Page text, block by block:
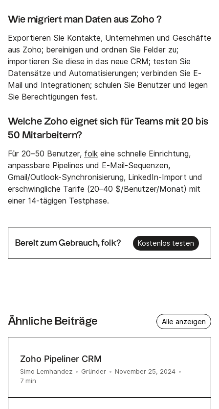
Wie migriert man Daten aus Zoho ?
Exportieren Sie Kontakte, Unternehmen und Geschäfte
aus Zoho; bereinigen und ordnen Sie Felder zu;
importieren Sie diese in das neue CRM; testen Sie
Datensätze und Automatisierungen; verbinden Sie E-
Mail und Integrationen; schulen Sie Benutzer und legen
Sie Berechtigungen fest.
Welche Zoho eignet sich für Teams mit 20 bis
50 Mitarbeitern?
Für 20–50 Benutzer, folk eine schnelle Einrichtung,
anpassbare Pipelines und E-Mail-Sequenzen,
Gmail/Outlook-Synchronisierung, LinkedIn-Import und
erschwingliche Tarife (20–40 $/Benutzer/Monat) mit
einer 14-tägigen Testphase.
Bereit zum Gebrauch, folk? Kostenlos testen
Ähnliche Beiträge Alle anzeigen
Zoho Pipeliner CRM
Simo Lemhandez • Gründer • November 25, 2024 •
7 min